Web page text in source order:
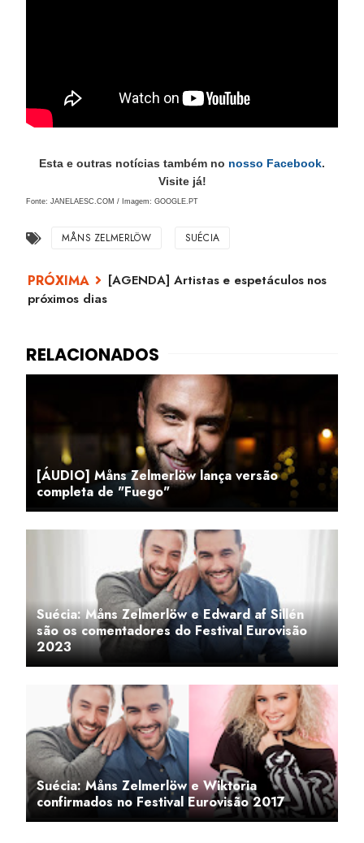
Esta e outras notícias também no nosso Facebook.
Visite já!
Fonte: JANELAESC.COM / Imagem: GOOGLE.PT
MÅNS ZELMERLÖW SUÉCIA
[AGENDA] Artistas e espetáculos nos
próximos dias
[ÁUDIO] Måns Zelmerlöw lança versão
completa de "Fuego"
Suécia: Måns Zelmerlöw e Edward af Sillén
são os comentadores do Festival Eurovisão
2023
Suécia: Måns Zelmerlöw e Wiktoria
confirmados no Festival Eurovisão 2017